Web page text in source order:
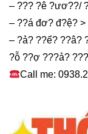
– ??? ?ê ?ươ??/
– ??á đơ? đ?ệ? >
– ?ả? ??ể? ??â?
?ỗ ??ợ ???ả?
Call me: